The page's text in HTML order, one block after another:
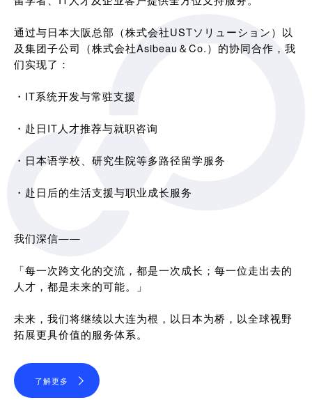
通过与日本大阪总部（株式会社USTソリューション）以
及集团子公司（株式会社Asibeau＆Co.）的协同合作，我
们实现了：
・IT系统开发与常驻支援
・赴日IT人才推荐与就职咨询
・日本语学校、研究生院等多路径留学服务
・赴日后的生活支援与职业成长服务
我们深信——
「每一次跨文化的交流，都是一次成长；每一位走出去的
人才，都是未来的可能。」
未来，我们将继续以大连为根，以日本为桥，以全球视野
拓展更具价值的服务体系。
了解更多